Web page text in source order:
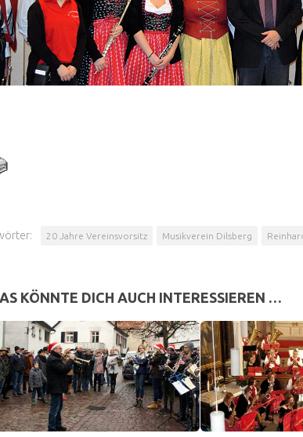
20 Jahre Vereinsvorsitz Musikverein Dilsberg
KÖNNTE DICH AUCH INTERESSIEREN …